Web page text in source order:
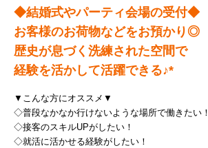
◆結婚式やパーティ会場の受付◆
お客様のお荷物などをお預かり◎
歴史が息づく洗練された空間で
▼こんな方にオススメ▼
◇普段なかなか行けないような場所で働きたい！
◇接客のスキルUPがしたい！
◇就活に活かせる経験がしたい！